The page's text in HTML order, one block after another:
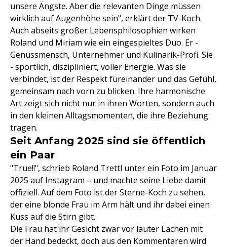
unsere Ängste. Aber die relevanten Dinge müssen
wirklich auf Augenhöhe sein", erklärt der TV-Koch.
Auch abseits großer Lebensphilosophien wirken
Roland und Miriam wie ein eingespieltes Duo. Er -
Genussmensch, Unternehmer und Kulinarik-Profi. Sie
- sportlich, diszipliniert, voller Energie. Was sie
verbindet, ist der Respekt füreinander und das Gefühl,
gemeinsam nach vorn zu blicken. Ihre harmonische
Art zeigt sich nicht nur in ihren Worten, sondern auch
in den kleinen Alltagsmomenten, die ihre Beziehung
tragen.
Seit Anfang 2025 sind sie öffentlich
ein Paar
"True!!", schrieb Roland Trettl unter ein Foto im Januar
2025 auf Instagram – und machte seine Liebe damit
offiziell. Auf dem Foto ist der Sterne-Koch zu sehen,
der eine blonde Frau im Arm hält und ihr dabei einen
Kuss auf die Stirn gibt.
Die Frau hat ihr Gesicht zwar vor lauter Lachen mit
der Hand bedeckt, doch aus den Kommentaren wird